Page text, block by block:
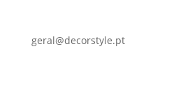
geral@decorstyle.pt